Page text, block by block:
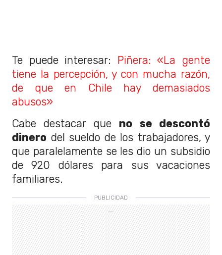
Te puede interesar: Piñera: «La gente
tiene la percepción, y con mucha razón,
de que en Chile hay demasiados
abusos»
Cabe destacar que no se descontó
dinero del sueldo de los trabajadores, y
que paralelamente se les dio un subsidio
de 920 dólares para sus vacaciones
familiares.